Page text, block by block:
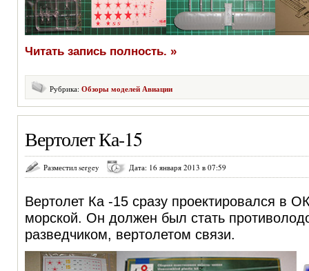
Читать запись полность. »
Рубрика: Обзоры моделей Авиации
Вертолет Ка-15
Разместил sergey Дата: 16 января 2013 в 07:59
Вертолет Ка -15 сразу проектировался в
морской. Он должен был стать
разведчиком, вертолетом связи.